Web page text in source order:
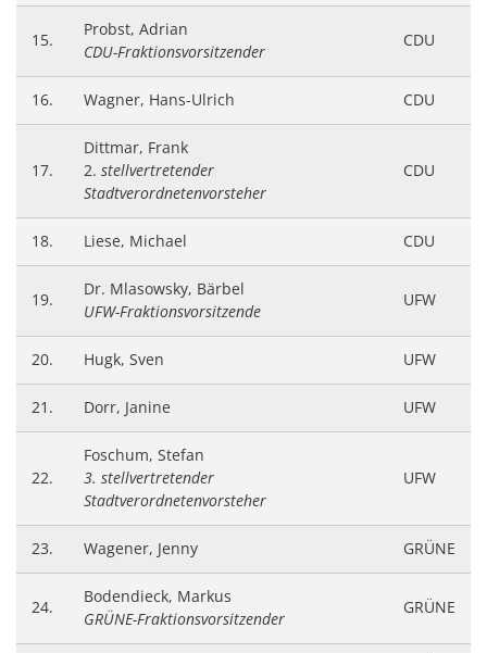
15.
Probst, Adrian
CDU-Fraktionsvorsitzender
CDU
16. Wagner, Hans-Ulrich CDU
17.
Dittmar, Frank
2. stellvertretender
Stadtverordnetenvorsteher
CDU
18. Liese, Michael CDU
19.
Dr. Mlasowsky, Bärbel
UFW-Fraktionsvorsitzende
UFW
20. Hugk, Sven UFW
21. Dorr, Janine UFW
22.
Foschum, Stefan
3. stellvertretender
Stadtverordnetenvorsteher
UFW
23. Wagener, Jenny GRÜNE
24.
Bodendieck, Markus
GRÜNE-Fraktionsvorsitzender
GRÜNE